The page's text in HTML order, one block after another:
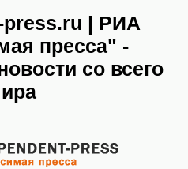
press.ru | РИА
пресса" -
со всего